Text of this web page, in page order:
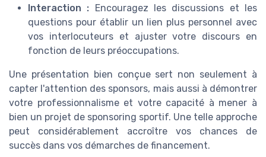
Interaction : Encouragez les discussions et les
questions pour établir un lien plus personnel avec
vos interlocuteurs et ajuster votre discours en
fonction de leurs préoccupations.
Une présentation bien conçue sert non seulement à
capter l'attention des sponsors, mais aussi à démontrer
votre professionnalisme et votre capacité à mener à
bien un projet de sponsoring sportif. Une telle approche
peut considérablement accroître vos chances de
succès dans vos démarches de financement.